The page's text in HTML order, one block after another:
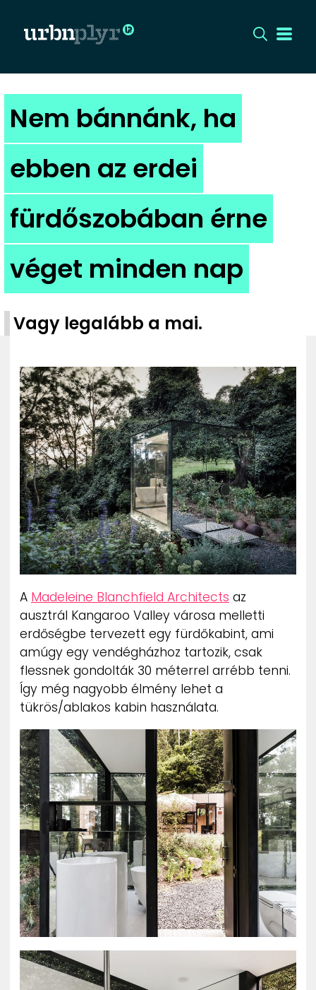
CÍMLAP
DIZÁJN
DIVAT
HIP
KULT
UTCA
ZENE
MÉDIAAJÁNLAT
IMPRESSZUM
PR-ARCHÍVUM
ADATKEZELÉSI TÁJÉKOZTATÓ
Nem bánnánk, ha
ebben az erdei
fürdőszobában érne
véget minden nap
Vagy legalább a mai.
A Madeleine Blanchfield Architects az
ausztrál Kangaroo Valley városa melletti
erdőségbe tervezett egy fürdőkabint, ami
amúgy egy vendégházhoz tartozik, csak
flessnek gondolták 30 méterrel arrébb tenni.
Így még nagyobb élmény lehet a
tükrös/ablakos kabin használata.